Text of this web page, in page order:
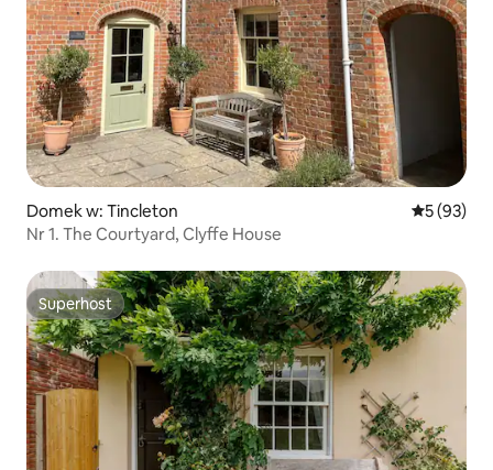
Domek w: Tincleton Średnia
5 (93)
Nr 1. The Courtyard, Clyffe House
Superhost
Superhost